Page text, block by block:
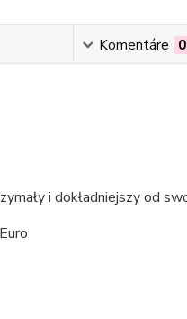
Komentáre 0
i dokładniejszy od